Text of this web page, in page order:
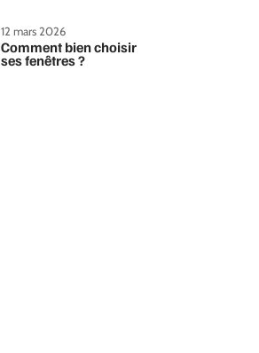
12 mars 2026
Comment bien choisir
ses fenêtres ?